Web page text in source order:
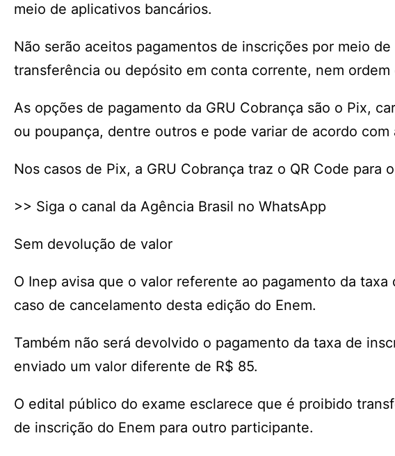
meio de aplicativos bancários.
Não serão aceitos pagamentos de inscrições por meio
transferência ou depósito em conta corrente, nem ordem
As opções de pagamento da GRU Cobrança são o Pix,
ou poupança, dentre outros e pode variar de acordo
Nos casos de Pix, a GRU Cobrança traz o QR Code
>> Siga o canal da Agência Brasil no WhatsApp
Sem devolução de valor
O Inep avisa que o valor referente ao pagamento da
caso de cancelamento desta edição do Enem.
Também não será devolvido o pagamento da taxa de
enviado um valor diferente de R$ 85.
O edital público do exame esclarece que é proibido
de inscrição do Enem para outro participante.